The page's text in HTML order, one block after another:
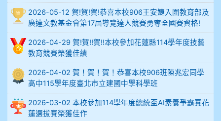
914謝佩臻 5A10+
902蘇奕愷
903陳品帆
904彭子庭
905蔣昇和
2026-05-12 賀!賀!賀!恭喜本校906王安婕入圍教育部及
廣達文教基金會第17屆導覽達人競賽勇奪全國賽資格!
2026-04-29 賀!賀!!賀!!本校參加花蓮縣114學年度技藝
教育競賽榮獲佳績
2026-04-02 賀！賀！賀！恭喜本校906班陳兆宏同學
高中115學年度臺北市立建國中學科學班
2026-03-02 本校參加114學年度總統盃AI素養爭霸賽花
蓮選拔賽榮獲佳作